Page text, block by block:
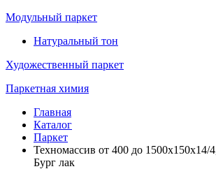
Модульный паркет
Натуральный тон
Художественный паркет
Паркетная химия
Главная
Каталог
Паркет
Техномассив от 400 до 1500х150х14/
Бург лак